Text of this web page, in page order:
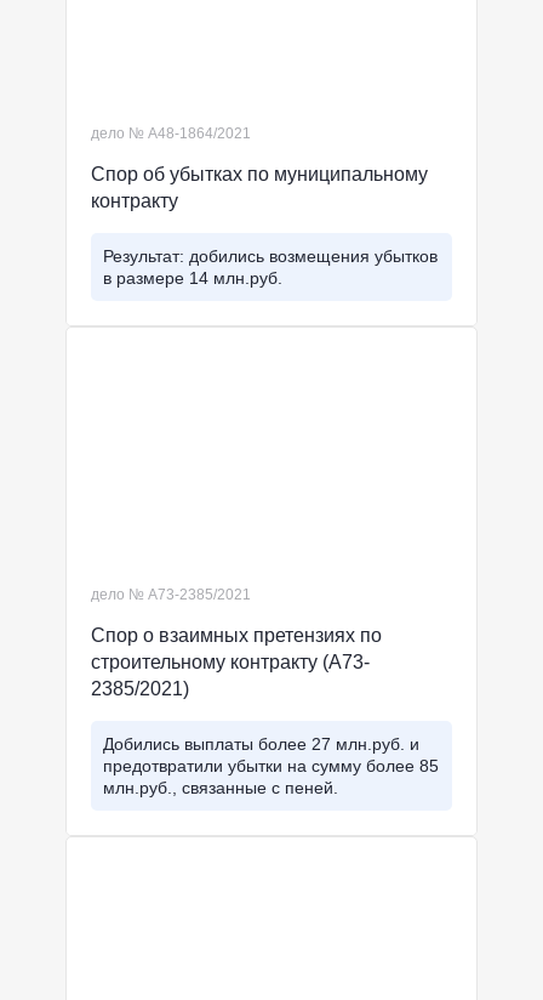
дело № А48-1864/2021
Спор об убытках по муниципальному
контракту
Результат: добились возмещения убытков
в размере 14 млн.руб.
дело № А73-2385/2021
Спор о взаимных претензиях по
строительному контракту (А73-
2385/2021)
Добились выплаты более 27 млн.руб. и
предотвратили убытки на сумму более 85
млн.руб., связанные с пеней.